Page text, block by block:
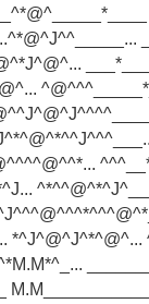
*^J^@^J^*^@^...